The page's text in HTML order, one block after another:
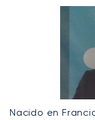
Nacido en